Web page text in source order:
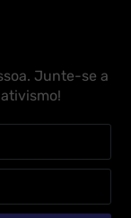
Junte-se a